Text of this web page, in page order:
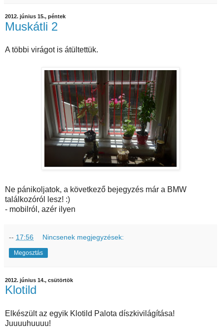
2012. június 15., péntek
Muskátli 2
A többi virágot is átültettük.
Ne pánikoljatok, a következő bejegyzés már a BMW
találkozóról lesz! :)
- mobilról, azér ilyen
-- 17:56 Nincsenek megjegyzések:
Megosztás
2012. június 14., csütörtök
Klotild
Elkészült az egyik Klotild Palota díszkivilágítása!
Juuuuhuuuu!